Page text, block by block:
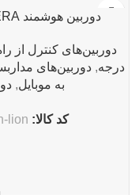
دوربین هوشمند SMART HOME CAMERA گرین لاین
دوربین‌های کنترل از
درجه,دوربین‌های
به موبایل,
کد کالا: lion